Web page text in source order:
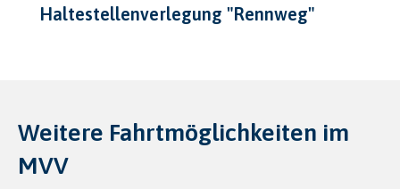
Haltestellenverlegung "Rennweg"
Weitere Fahrtmöglichkeiten im
MVV